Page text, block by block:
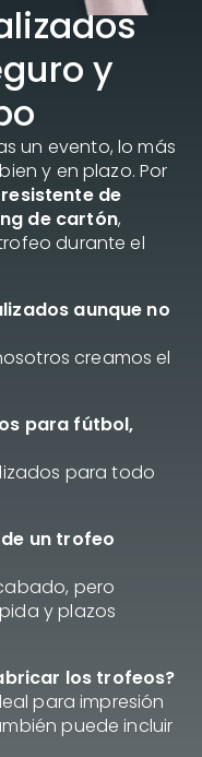
y
un evento, lo más
y en plazo. Por
de
de cartón,
durante el
aunque no
creamos el
para fútbol,
para todo
un trofeo
pero
y plazos
los trofeos?
para impresión
puede incluir